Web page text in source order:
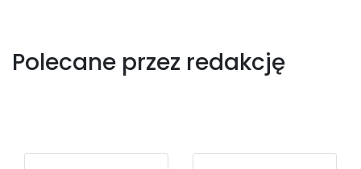
Polecane przez redakcję